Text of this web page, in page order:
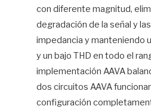
con diferente magnitud,
degradación de la señal y
impedancia y manteniendo
y un bajo THD en todo el
implementación AAVA
dos circuitos AAVA
configuración